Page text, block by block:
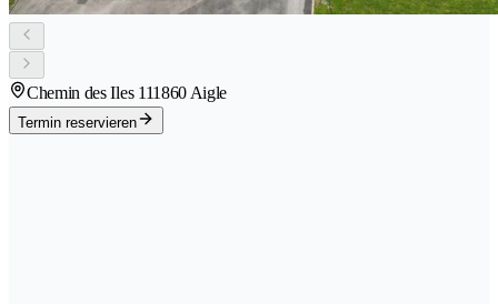
Chemin des Iles 111860 Aigle
Termin reservieren